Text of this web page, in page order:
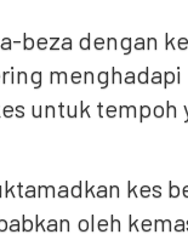
beza dengan
menghadapi
untuk tempoh
kes
oleh